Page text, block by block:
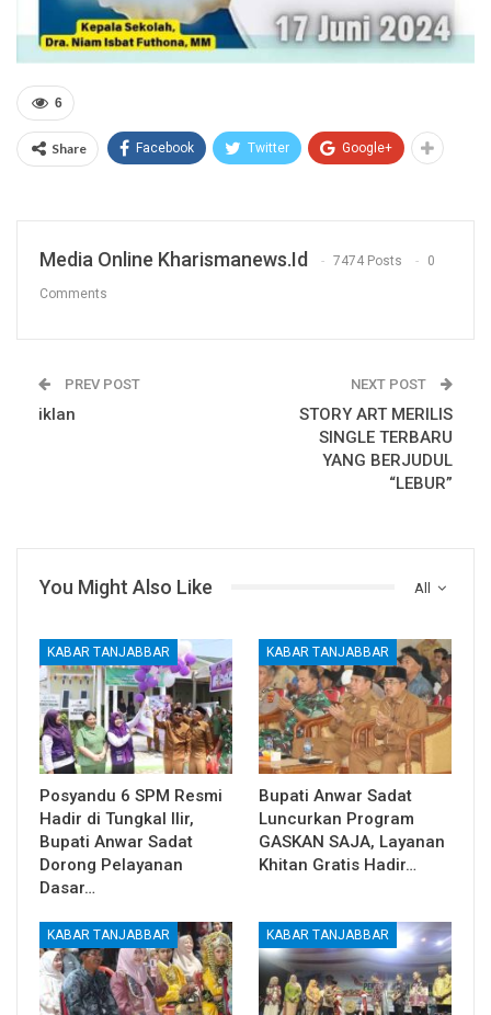
6
Share Facebook Twitter Google+
Media Online Kharismanews.id 7474 Posts 0
Comments
PREV POST
iklan
NEXT POST
STORY ART MERILIS
SINGLE TERBARU
YANG BERJUDUL
“LEBUR”
All
You Might Also Like
KABAR TANJABBAR
Posyandu 6 SPM Resmi
Hadir di Tungkal Ilir,
Bupati Anwar Sadat
Dorong Pelayanan
Dasar…
KABAR TANJABBAR
Bupati Anwar Sadat
Luncurkan Program
GASKAN SAJA, Layanan
Khitan Gratis Hadir…
KABAR TANJABBAR KABAR TANJABBAR